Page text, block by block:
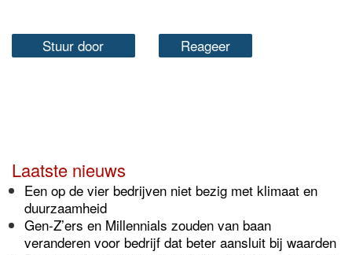
Stuur door Reageer
Laatste nieuws
Een op de vier bedrijven niet bezig met klimaat en
duurzaamheid
Gen-Z’ers en Millennials zouden van baan
veranderen voor bedrijf dat beter aansluit bij waarden